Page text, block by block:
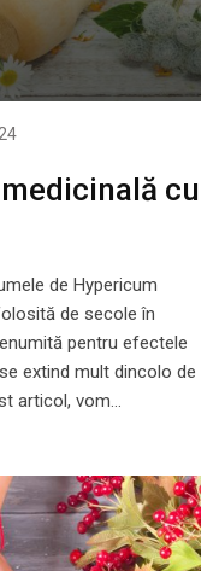
cu
de Hypericum
de secole în
pentru efectele
extind mult dincolo de
articol, vom…